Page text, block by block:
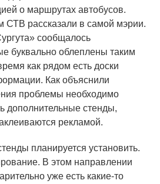
о маршрутах автобусов.
СТВ рассказали в самой мэрии.
сообщалось
буквально облеплены таким
как рядом есть доски
Как объяснили
проблемы необходимо
дополнительные стенды,
рекламой.
планируется установить.
В этом направлении
уже есть какие-то